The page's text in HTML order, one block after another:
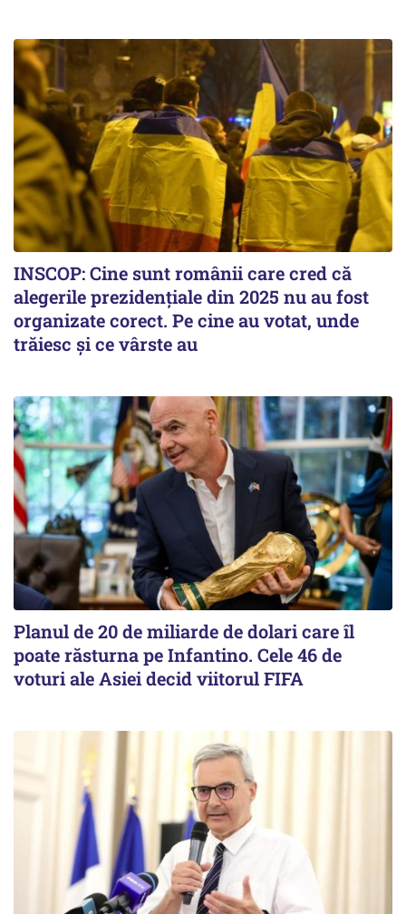
INSCOP: Cine sunt românii care cred că
alegerile prezidențiale din 2025 nu au fost
organizate corect. Pe cine au votat, unde
trăiesc și ce vârste au
Planul de 20 de miliarde de dolari care îl
poate răsturna pe Infantino. Cele 46 de
voturi ale Asiei decid viitorul FIFA